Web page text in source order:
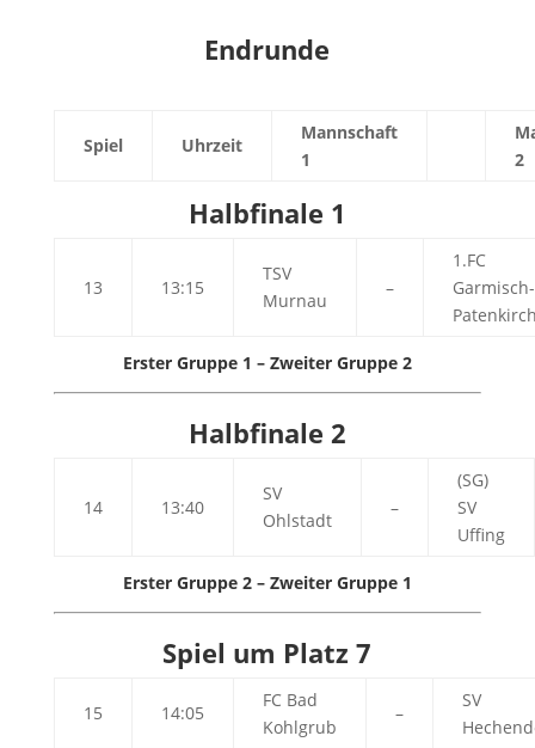
Endrunde
Spiel Uhrzeit
Mannschaft
1
2
Halbfinale 1
13 13:15
TSV
Murnau
–
1.FC
Garmisch-
Erster Gruppe 1 – Zweiter Gruppe 2
Halbfinale 2
14 13:40
SV
Ohlstadt
–
(SG)
SV
Uffing
Erster Gruppe 2 – Zweiter Gruppe 1
Spiel um Platz 7
15 14:05
FC Bad
Kohlgrub
–
SV